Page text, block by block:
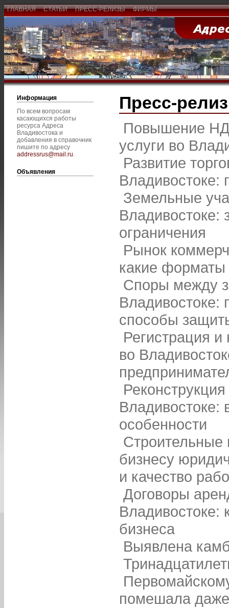
ГЛАВНАЯ СТАТЬИ ПРЕСС-РЕЛИЗЫ ФИРМЫ
Информация
По всем вопросам
касающихся работы
ресурса Адреса
Владивостока и
добавления в справочник
пишите по адресу
addressrus@mail.ru.
Объявления
Пресс-
Повышение
услуги во
Развитие
Владивостоке:
Земельные
Владивостоке:
ограничения
Рынок
какие форматы
Споры между
Владивостоке:
способы
Регистрация
во
Владивостоке:
особенности
Строительные
бизнесу
и качество
Договоры
бизнеса
Выявлена
помешала